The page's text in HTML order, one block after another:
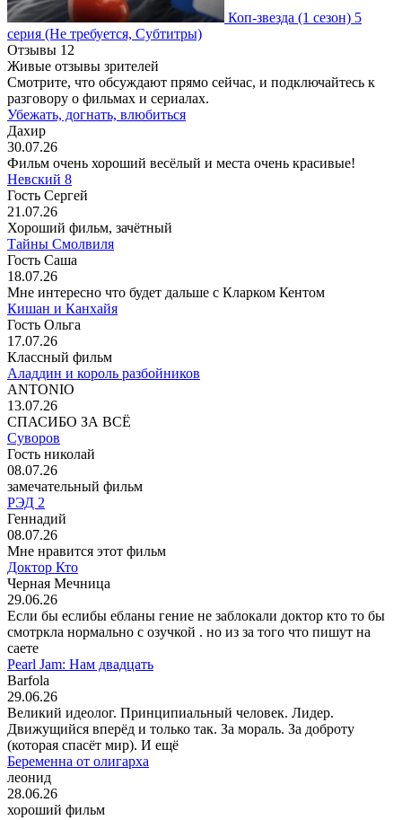
Коп-звезда (1 сезон) 5
серия (Не требуется, Субтитры)
Отзывы 12
Живые отзывы зрителей
Смотрите, что обсуждают прямо сейчас, и подключайтесь к
разговору о фильмах и сериалах.
Убежать, догнать, влюбиться
Дахир
30.07.26
Фильм очень хороший весёлый и места очень красивые!
Невский 8
Гость Сергей
21.07.26
Хороший фильм, зачётный
Тайны Смолвиля
Гость Саша
18.07.26
Мне интересно что будет дальше с Кларком Кентом
Кишан и Канхайя
Гость Ольга
17.07.26
Классный фильм
Аладдин и король разбойников
ANTONIO
13.07.26
СПАСИБО ЗА ВСЁ
Суворов
Гость николай
08.07.26
замечательный фильм
РЭД 2
Геннадий
08.07.26
Мне нравится этот фильм
Доктор Кто
Черная Мечница
29.06.26
Если бы еслибы ебланы гение не заблокали доктор кто то бы
смотркла нормально с озучкой . но из за того что пишут на
саете
Pearl Jam: Нам двадцать
Barfola
29.06.26
Великий идеолог. Принципиальный человек. Лидер.
Движущийся вперёд и только так. За мораль. За доброту
(которая спасёт мир). И ещё
Беременна от олигарха
леонид
28.06.26
хороший фильм